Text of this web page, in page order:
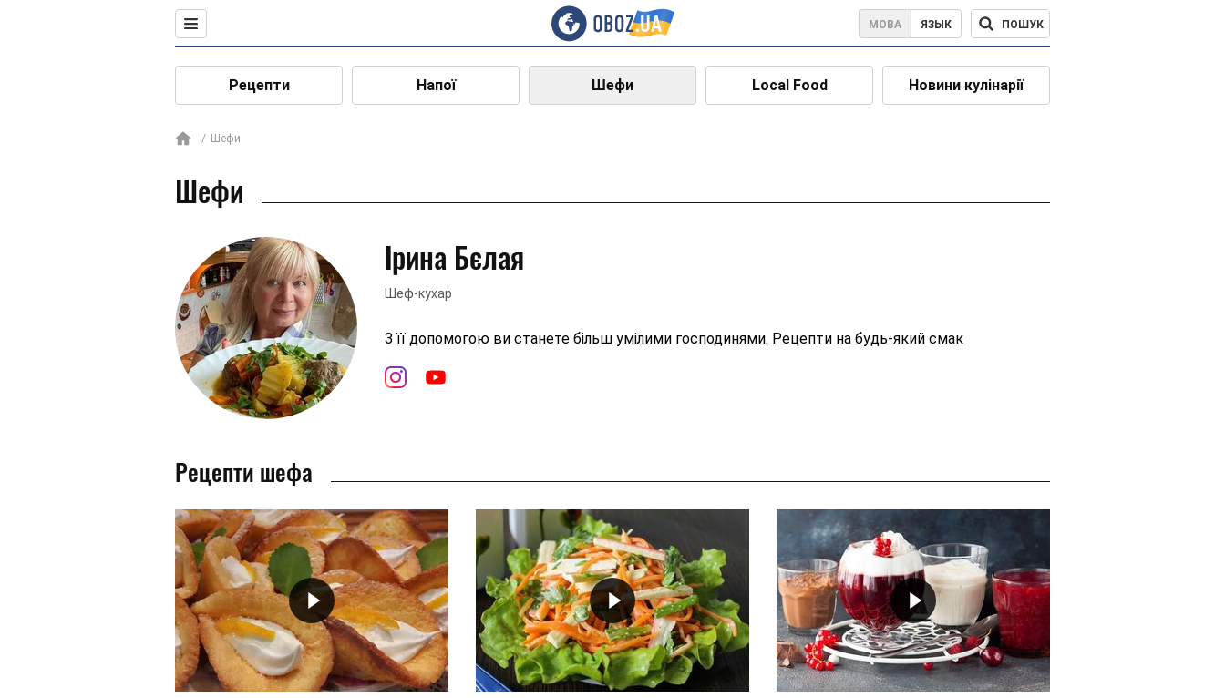
МОВА ЯЗЫК ПОШУК
Рецепти Напої Шефи Local Food Новини кулінарії
Шефи
Шефи
Ірина Бєлая
Шеф-кухар
З її допомогою ви станете більш умілими господинями. Рецепти на будь-який смак
Рецепти шефа